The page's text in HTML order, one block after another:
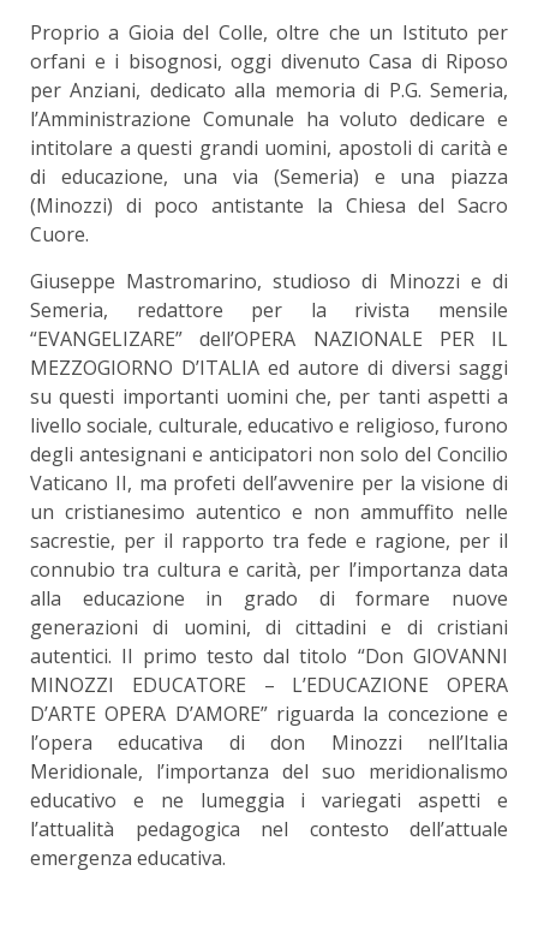
Proprio a Gioia del Colle, oltre che un Istituto per
orfani e i bisognosi, oggi divenuto Casa di Riposo
per Anziani, dedicato alla memoria di P.G. Semeria,
l’Amministrazione Comunale ha voluto dedicare e
intitolare a questi grandi uomini, apostoli di carità e
di educazione, una via (Semeria) e una piazza
(Minozzi) di poco antistante la Chiesa del Sacro
Cuore.
Giuseppe Mastromarino, studioso di Minozzi e di
Semeria, redattore per la rivista mensile
“EVANGELIZARE” dell’OPERA NAZIONALE PER IL
MEZZOGIORNO D’ITALIA ed autore di diversi saggi
su questi importanti uomini che, per tanti aspetti a
livello sociale, culturale, educativo e religioso, furono
degli antesignani e anticipatori non solo del Concilio
Vaticano II, ma profeti dell’avvenire per la visione di
un cristianesimo autentico e non ammuffito nelle
sacrestie, per il rapporto tra fede e ragione, per il
connubio tra cultura e carità, per l’importanza data
alla educazione in grado di formare nuove
generazioni di uomini, di cittadini e di cristiani
autentici. Il primo testo dal titolo “Don GIOVANNI
MINOZZI EDUCATORE – L’EDUCAZIONE OPERA
D’ARTE OPERA D’AMORE” riguarda la concezione e
l’opera educativa di don Minozzi nell’Italia
Meridionale, l’importanza del suo meridionalismo
educativo e ne lumeggia i variegati aspetti e
l’attualità pedagogica nel contesto dell’attuale
emergenza educativa.